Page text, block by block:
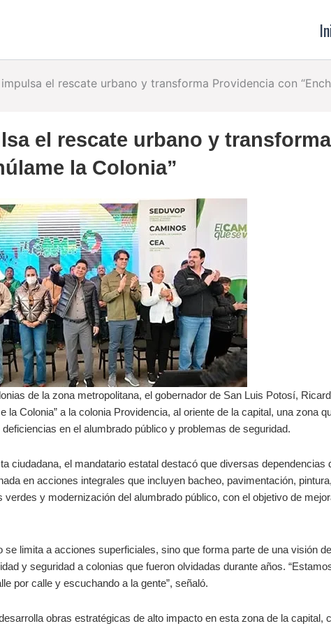
el rescate urbano y transforma Providencia con
el rescate urbano y transforma
la Colonia”
de la zona metropolitana, el gobernador de San Luis Potosí,
la Colonia” a la colonia Providencia, al oriente de la capital, una zona
en el alumbrado público y problemas de seguridad.
ciudadana, el mandatario estatal destacó que diversas dependencias
en acciones integrales que incluyen bacheo, pavimentación,
y modernización del alumbrado público, con el objetivo de
limita a acciones superficiales, sino que forma parte de una visión de
y seguridad a colonias que fueron olvidadas durante años.
por calle y escuchando a la gente”, señaló.
obras estratégicas de alto impacto en esta zona de la capital,